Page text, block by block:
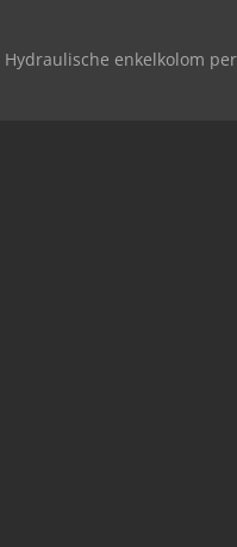
Hydraulische enkelkolom